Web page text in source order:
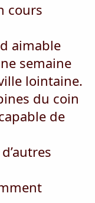
cours
aimable
semaine
lointaine.
du coin
de